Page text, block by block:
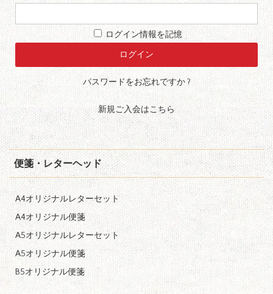
ログイン情報を記憶
パスワードをお忘れですか ?
新規ご入会はこちら
便箋・レターヘッド
A4オリジナルレターセット
A4オリジナル便箋
A5オリジナルレターセット
A5オリジナル便箋
B5オリジナル便箋